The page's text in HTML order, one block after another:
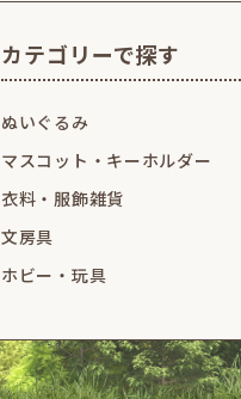
カテゴリーで探す
ぬいぐるみ
マスコット・ キーホルダー
衣料・服飾雑貨
文房具
ホビー・玩具